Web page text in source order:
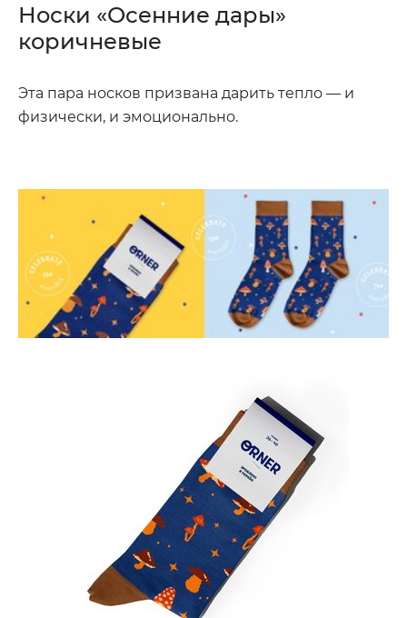
Носки «Осенние дары»
коричневые
Эта пара носков призвана дарить тепло — и
физически, и эмоционально.